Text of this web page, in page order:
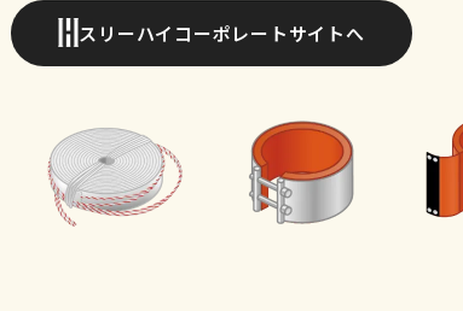
スリーハイコーポレートサイトへ